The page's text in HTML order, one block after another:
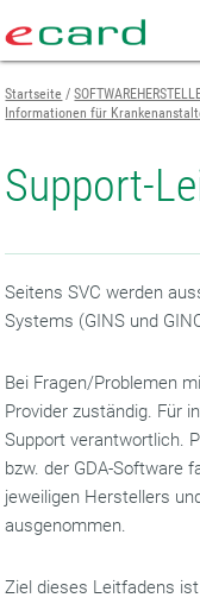
Seiteninhalt
springen
Navigation
springen
Mobilen
Navigation
springen
Startseite
Informationen für
Support-
Seitens SVC werden
Systems (GINS und
Bei Fragen/Problemen
Provider zuständig. Für
Support verantwortlich.
bzw. der GDA-Software
jeweiligen Herstellers
ausgenommen.
Ziel dieses Leitfadens